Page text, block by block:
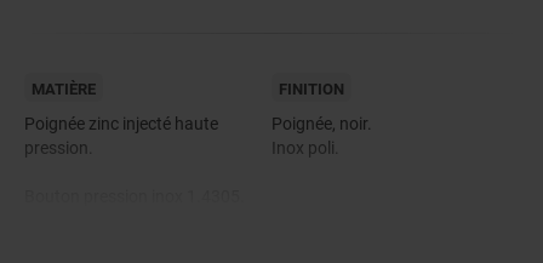
MATIÈRE
Poignée zinc injecté haute
pression.
FINITION
Poignée, noir.
Inox poli.